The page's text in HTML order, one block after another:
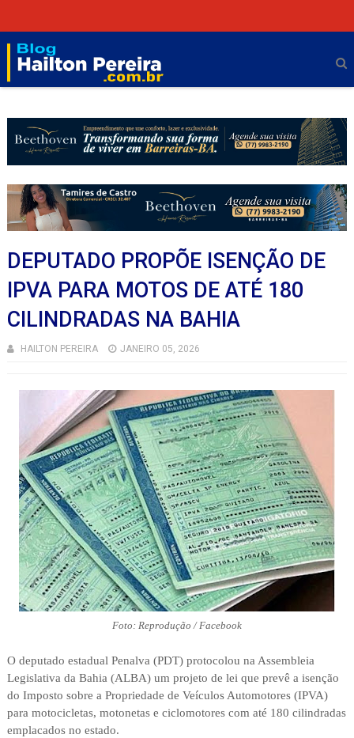
DEPUTADO PROPÕE ISENÇÃO DE
IPVA PARA MOTOS DE ATÉ 180
CILINDRADAS NA BAHIA
HAILTON PEREIRA JANEIRO 05, 2026
Foto: Reprodução / Facebook
O deputado estadual Penalva (PDT) protocolou na Assembleia
Legislativa da Bahia (ALBA) um projeto de lei que prevê a isenção
do Imposto sobre a Propriedade de Veículos Automotores (IPVA)
para motocicletas, motonetas e ciclomotores com até 180 cilindradas
emplacados no estado.